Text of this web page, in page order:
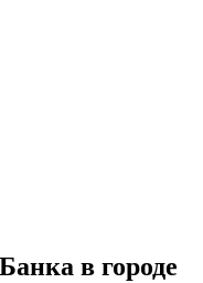
в городе